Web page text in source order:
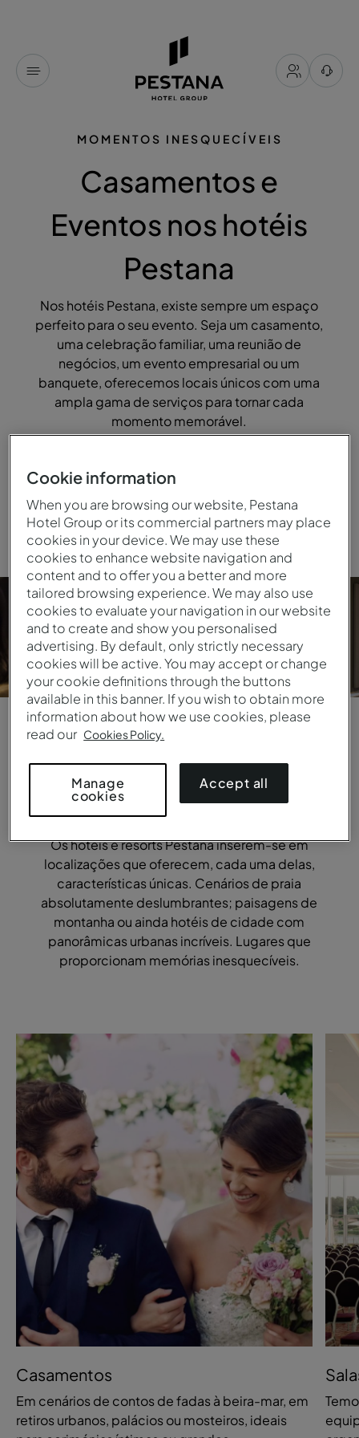
MOMENTOS INESQUECÍVEIS
Casamentos e
Eventos nos hotéis
Pestana
Nos hotéis Pestana, existe sempre um espaço
perfeito para o seu evento. Seja um casamento,
uma celebração familiar, uma reunião de
negócios, um evento empresarial ou um
banquete, oferecemos locais únicos com uma
ampla gama de serviços para tornar cada
momento memorável.
Pedir orçamento
Vamos planear juntos!
Os hotéis e resorts Pestana inserem-se em
localizações que oferecem, cada uma delas,
características únicas. Cenários de praia
absolutamente deslumbrantes; paisagens de
montanha ou ainda hotéis de cidade com
panorâmicas urbanas incríveis. Lugares que
proporcionam memórias inesquecíveis.
Casamentos
Em cenários de contos de fadas à beira-mar, em
retiros urbanos, palácios ou mosteiros, ideais
Cookie information
When you are browsing our website, Pestana
Hotel Group or its commercial partners may place
cookies in your device. We may use these
cookies to enhance website navigation and
content and to offer you a better and more
tailored browsing experience. We may also use
cookies to evaluate your navigation in our website
and to create and show you personalised
advertising. By default, only strictly necessary
cookies will be active. You may accept or change
your cookie definitions through the buttons
available in this banner. If you wish to obtain more
information about how we use cookies, please
read our Cookies Policy.
Manage
cookies
Accept all